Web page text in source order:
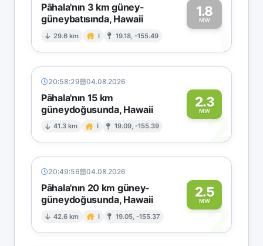
Pāhala'nın 3 km güney-
güneybatısında, Hawaii
29.6 km I 19.18, -155.49
1.8
MW1
20:58:29 04.08.2026
Pāhala'nın 15 km
güneydoğusunda, Hawaii
41.3 km I 19.09, -155.39
2.3
MW2
20:49:56 04.08.2026
Pāhala'nın 20 km güney-
güneydoğusunda, Hawaii
42.6 km I 19.05, -155.37
2.5
MW
2